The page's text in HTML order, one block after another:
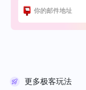
更多极客玩法